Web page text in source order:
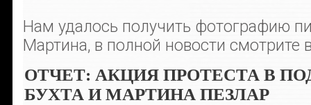
Нам удалось получить фотографию
Мартина, в полной новости смотрите
ОТЧЕТ: АКЦИЯ ПРОТЕСТА В
БУХТА И МАРТИНА ПЕЗЛАР